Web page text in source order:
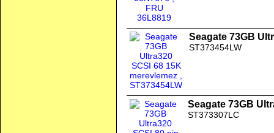
Seagate 73GB
ST373454LW
Seagate 73GB
ST373307LC